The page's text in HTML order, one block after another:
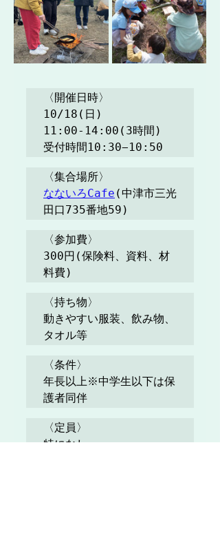
〈開催日時〉
10/18(日)
11:00-14:00(3時間)
受付時間10:30−10:50
なないろCafe (中津市三光
田口735番地59)
〈参加費〉
300円(保険料、資料、材
料費)
〈持ち物〉
動きやすい服装、飲み物、
タオル等
〈条件〉
年長以上※中学生以下は保
護者同伴
〈定員〉
特になし